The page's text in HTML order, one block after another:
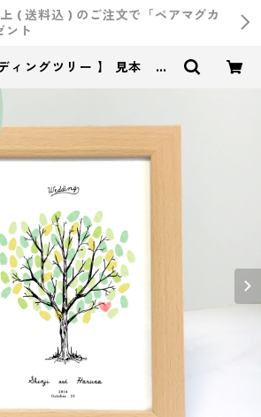
( 送料込 ) のご注文で「ペアマグカ
ント
ディングツリー 】 見本 2L
婚式・オリジナルアイテム